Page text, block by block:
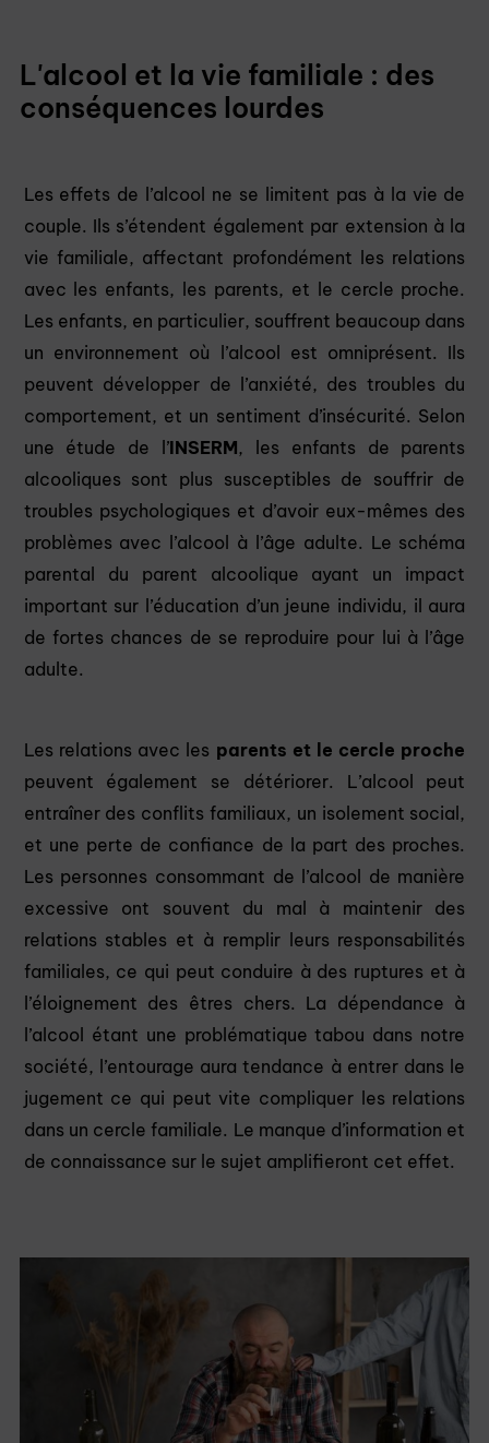
L'alcool et la vie familiale : des
conséquences lourdes
Les effets de l’alcool ne se limitent pas à la vie de
couple. Ils s’étendent également par extension à la
vie familiale, affectant profondément les relations
avec les enfants, les parents, et le cercle proche.
Les enfants, en particulier, souffrent beaucoup dans
un environnement où l’alcool est omniprésent. Ils
peuvent développer de l’anxiété, des troubles du
comportement, et un sentiment d’insécurité. Selon
une étude de l’INSERM, les enfants de parents
alcooliques sont plus susceptibles de souffrir de
troubles psychologiques et d’avoir eux-mêmes des
problèmes avec l’alcool à l’âge adulte. Le schéma
parental du parent alcoolique ayant un impact
important sur l’éducation d’un jeune individu, il aura
de fortes chances de se reproduire pour lui à l’âge
adulte.
Les relations avec les parents et le cercle proche
peuvent également se détériorer. L’alcool peut
entraîner des conflits familiaux, un isolement social,
et une perte de confiance de la part des proches.
Les personnes consommant de l’alcool de manière
excessive ont souvent du mal à maintenir des
relations stables et à remplir leurs responsabilités
familiales, ce qui peut conduire à des ruptures et à
l’éloignement des êtres chers. La dépendance à
l’alcool étant une problématique tabou dans notre
société, l’entourage aura tendance à entrer dans le
jugement ce qui peut vite compliquer les relations
dans un cercle familiale. Le manque d’information et
de connaissance sur le sujet amplifieront cet effet.